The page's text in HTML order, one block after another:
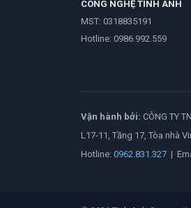
CÔNG NGHỆ TINH ANH
MST: 0318835191
Hotline: 0986.992.559
Vận hành bởi: CÔNG TY
L17-11, Tầng 17, Tòa nhà
Hotline: 0962.831.327 |